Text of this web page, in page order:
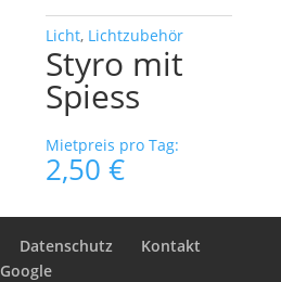
Licht, Lichtzubehör
Styro mit
Spiess
Mietpreis pro Tag:
2,50€
Datenschutz
Kontakt
Google